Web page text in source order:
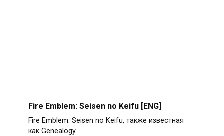
Fire Emblem: Seisen no Keifu [ENG]
Fire Emblem: Seisen no Keifu, также известная
как Genealogy